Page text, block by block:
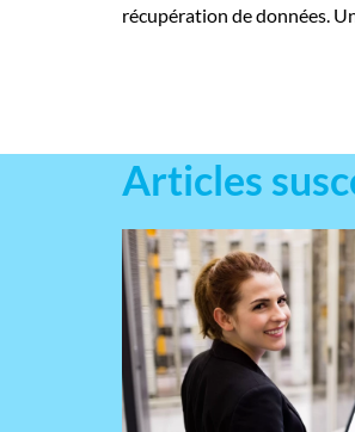
récupération de données.
Articles